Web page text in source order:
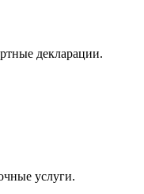
декларации.
услуги.